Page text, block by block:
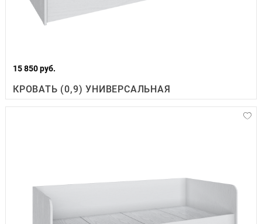
15 850 руб.
КРОВАТЬ (0,9) УНИВЕРСАЛЬНАЯ